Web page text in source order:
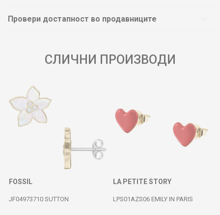
Провери достапност во продавниците
СЛИЧНИ ПРОИЗВОДИ
FOSSIL
JF04973710 SUTTON
LA PETITE STORY
LPS01AZS06 EMILY IN PARIS